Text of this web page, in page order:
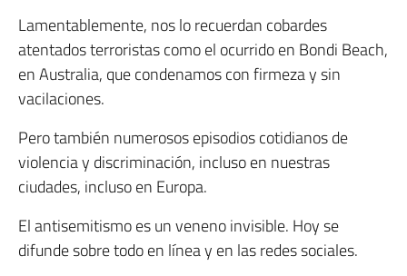
Lamentablemente, nos lo recuerdan cobardes
atentados terroristas como el ocurrido en Bondi Beach,
en Australia, que condenamos con firmeza y sin
vacilaciones.
Pero también numerosos episodios cotidianos de
violencia y discriminación, incluso en nuestras
ciudades, incluso en Europa.
El antisemitismo es un veneno invisible. Hoy se
difunde sobre todo en línea y en las redes sociales.